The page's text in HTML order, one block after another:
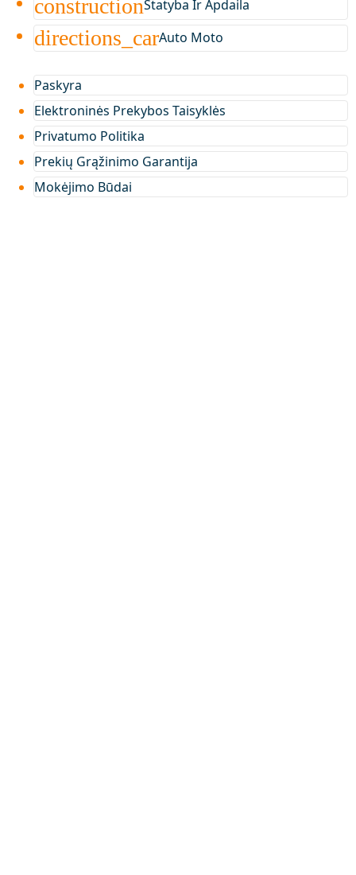
constructionStatyba Ir Apdaila
directions_carAuto Moto
Paskyra
Elektroninės Prekybos Taisyklės
Privatumo Politika
Prekių Grąžinimo Garantija
Mokėjimo Būdai